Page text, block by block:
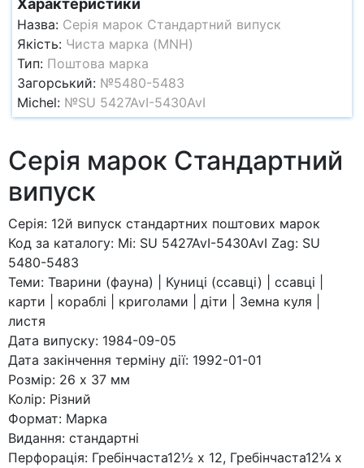
Характеристики
Назва: Серія марок Стандартний випуск
Якість: Чиста марка (MNH)
Тип: Поштова марка
Загорський: №5480-5483
Michel: №SU 5427AvI-5430AvI
Серія марок Стандартний
випуск
Серія: 12й випуск стандартних поштових марок
Код за каталогy: Mi: SU 5427AvI-5430AvI Zag: SU
5480-5483
Теми: Тварини (фауна) | Куниці (ссавці) | ссавці |
карти | кораблі | криголами | діти | Земна куля |
листя
Дата випуску: 1984-09-05
Дата закінчення терміну дії: 1992-01-01
Розмір: 26 x 37 мм
Колір: Різний
Формат: Марка
Видання: стандартні
Перфорація: Гребінчаста12½ x 12, Гребінчаста12¼ x